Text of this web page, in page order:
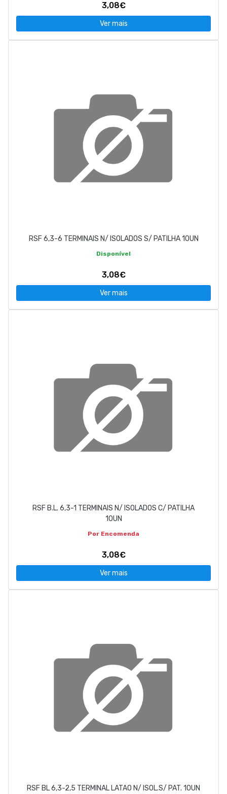
3,08€
Ver mais
RSF 6,3-6 TERMINAIS N/ ISOLADOS S/ PATILHA 10UN
Disponível
3,08€
Ver mais
RSF B.L. 6,3-1 TERMINAIS N/ ISOLADOS C/ PATILHA
10UN
Por Encomenda
3,08€
Ver mais
RSF BL 6,3-2,5 TERMINAL LATAO N/ ISOL.S/ PAT. 10UN